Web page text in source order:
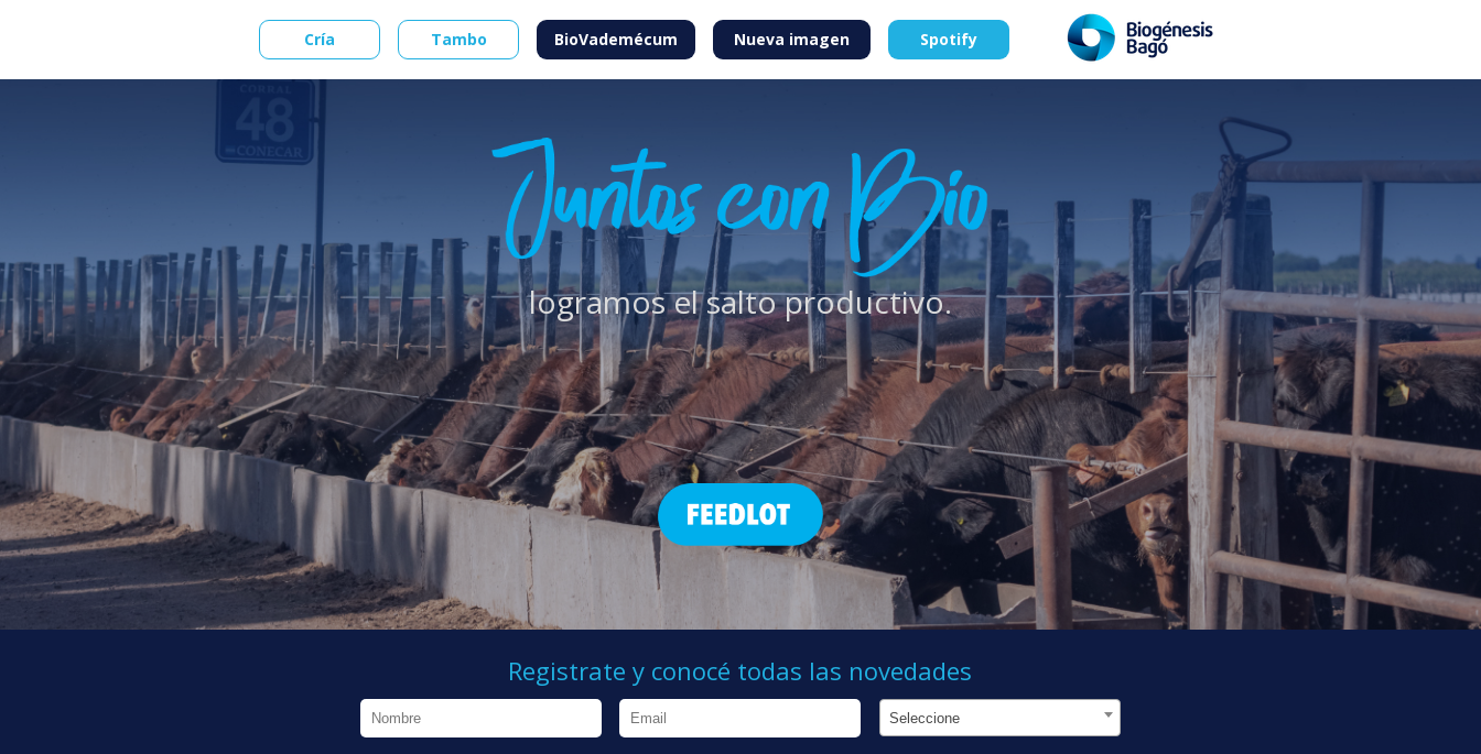
Cría
Registrate y conocé todas las novedades
Seleccione
Tambo BioVademécum Nueva imagen
logramos el salto productivo.
Spotify